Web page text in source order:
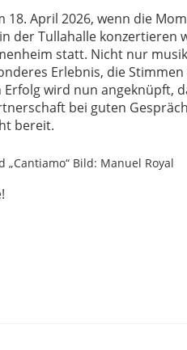
April 2026, wenn die
der Tullahalle konzertieren
statt. Nicht nur
Erlebnis, die
wird nun angeknüpft,
bei guten
bereit.
Bild: Manuel Royal